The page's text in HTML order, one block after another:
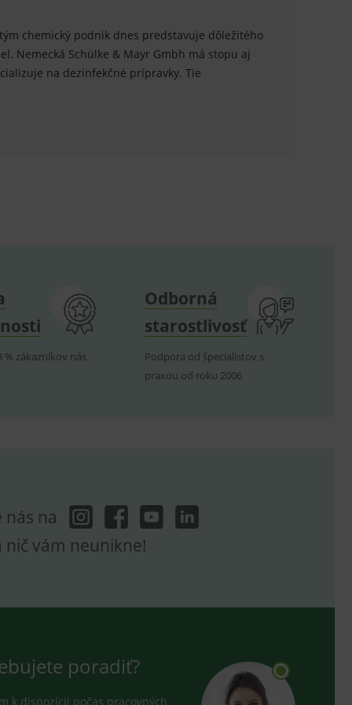
chemický podnik dnes predstavuje dôležitého
Nemecká Schülke & Mayr Gmbh má stopu aj
na dezinfekčné prípravky. Tie
% zákazníkov nás
Odborná
starostlivosť
Podpora od špecialistov s
praxou od roku 2006
nás na
nič vám neunikne!
poradiť?
k dispozícii počas pracovných
zapamatování
aby banner cookie
analytics.
zobrazení
vhodné reklamy.
reklamy.
předvoleb pro
webu používá